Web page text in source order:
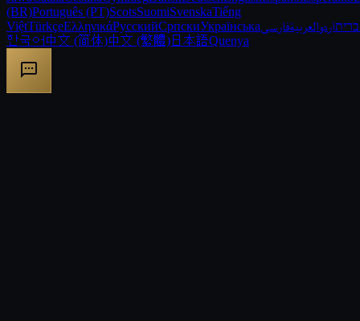
(BR)Português (PT)ScotsSuomiSvenskaTiếng
ViệtTürkçeΕλληνικάРусскийСрпскиУкраїнська اردوالعربيةفارسی
한국어 中文 (简体)中文 (繁體) 日本語Quenya